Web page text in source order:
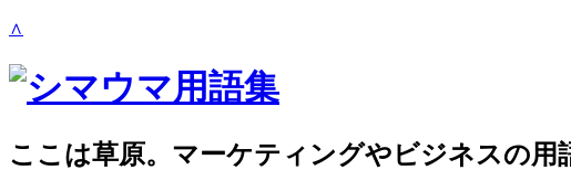
∧
ここは草原。マーケティングやビジネスの用